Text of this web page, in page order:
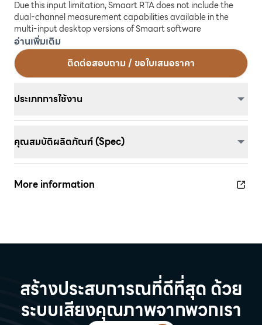
Due this input limitation, Smaart RTA does not include the
dual-channel measurement capabilities available in the
multi-input desktop versions of Smaart software
อ่านเพิ่มเติม
ติดต่อสอบถาม / ขอใบเสนอราคา
ประเภทการใช้งาน
คุณสมบัติผลิตภัณฑ์ (Spec)
More information
สร้างประสบการณที่ดีที่สุด ด้วย
ระบบเสียงคุณภาพจากพวกเรา